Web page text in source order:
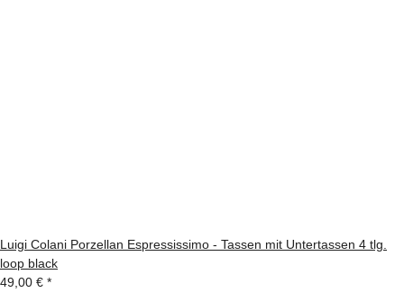
Luigi Colani Porzellan Espressissimo - Tassen mit Untertassen 4 tlg.
loop black
49,00 € *